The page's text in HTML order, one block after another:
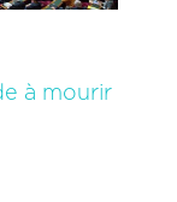
à mourir